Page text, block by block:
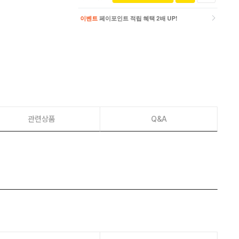
이벤트 페이포인트 적립 혜택 2배 UP!
관련상품 Q&A